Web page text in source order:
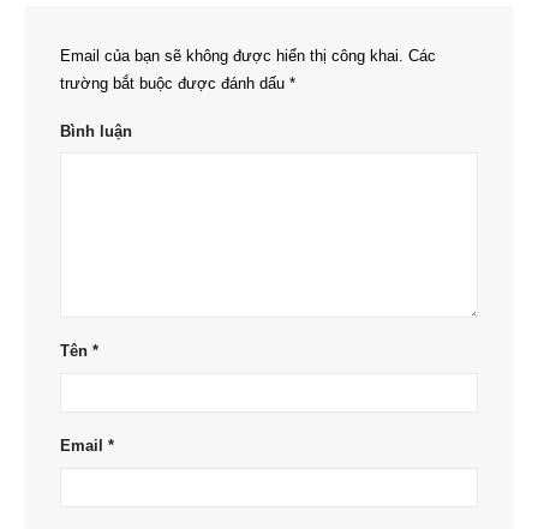
Email của bạn sẽ không được hiển thị công khai. Các
trường bắt buộc được đánh dấu *
Bình luận
Tên *
Email *